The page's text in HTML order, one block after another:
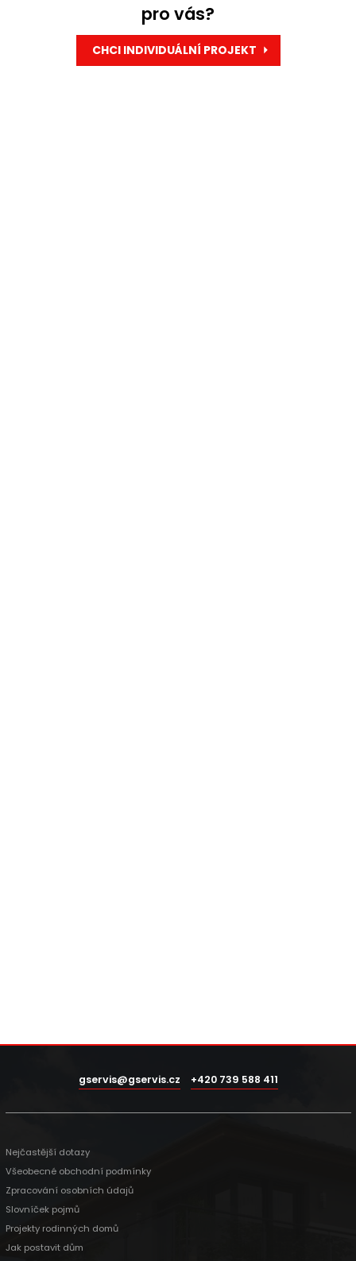
pro vás?
CHCI INDIVIDUÁLNÍ PROJEKT
gservis@gservis.cz +420 739 588 411
Nejčastější dotazy
Všeobecné obchodní podmínky
Zpracování osobních údajů
Slovníček pojmů
Projekty rodinných domů
Jak postavit dům